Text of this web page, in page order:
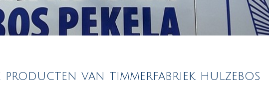
producten van timmerfabriek hulzebos